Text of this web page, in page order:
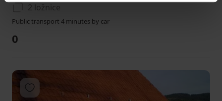
2 ložnice
Public transport 4 minutes by car
0
Add to favorites